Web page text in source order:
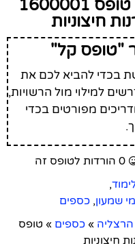
גוף שיתמוך בשאלות על טופס 1600001
חיצוניות
"טופס קל"
בכדי להביא לכם את
למילוי מול הרשויות,
מפורטים בכדי
0 הורדות לטופס זה
,
שמעון, כספים
הרצליה » כספים » טופס